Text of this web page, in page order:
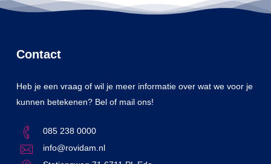
Contact
Heb je een vraag of wil je meer informatie over wat we voor je
kunnen betekenen? Bel of mail ons!
085 238 0000
info@rovidam.nl